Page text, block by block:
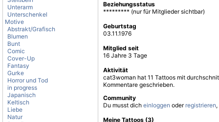
Unterarm
Unterschenkel
Motive
Abstrakt/Grafisch
Blumen
Bunt
Comic
Cover-Up
Fantasy
Gurke
Horror und Tod
in progress
Japanisch
Keltisch
Liebe
Natur
Beziehungsstatus
********* (nur für Mitglieder sichtbar)
Geburtstag
03.11.1976
Mitglied seit
16 Jahre 3 Tage
Aktivität
cat3woman hat 11 Tattoos mit
Kommentare geschrieben.
Community
Du musst dich einloggen oder registrieren
Meine Tattoos (3)